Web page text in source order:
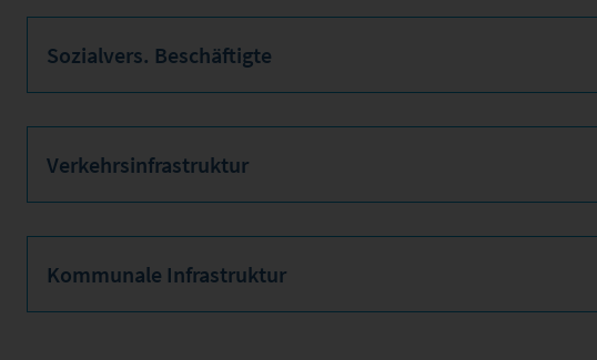
Sozialvers. Beschäftigte
Verkehrsinfrastruktur
Kommunale Infrastruktur